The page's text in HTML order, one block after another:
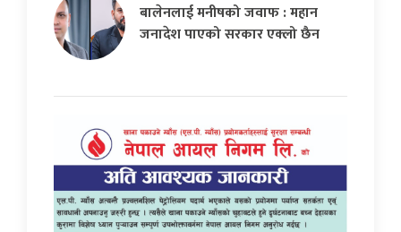
बालेनलाई मनीषको जवाफ : महान
जनादेश पाएको सरकार एक्लो छैन